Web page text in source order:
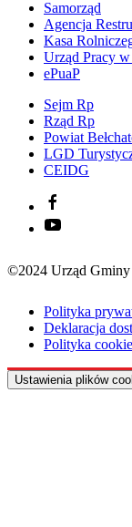
Samorząd
Agencja
Kasa
Urząd Pracy
ePuaP
Sejm Rp
Rząd Rp
Powiat
LGD
CEIDG
©2024 Urząd Gminy
Polityka
Deklaracja
Polityka
Ustawienia plików